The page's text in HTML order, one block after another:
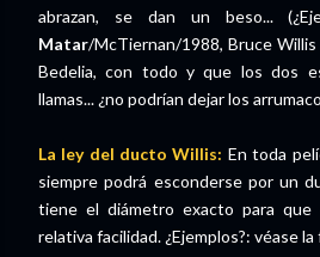
abrazan, se dan un beso...
Matar/McTiernan/1988, Bruce
Bedelia, con todo y que los dos
llamas... ¿no podrían dejar los
La ley del ducto Willis: En toda
siempre podrá esconderse por un
tiene el diámetro exacto para que
relativa facilidad. ¿Ejemplos?: véase